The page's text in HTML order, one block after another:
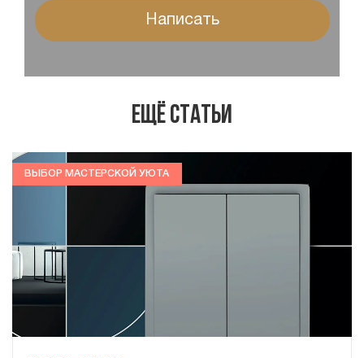
Написать
Ещё статьи
ВЫБОР МАСТЕРСКОЙ УЮТА